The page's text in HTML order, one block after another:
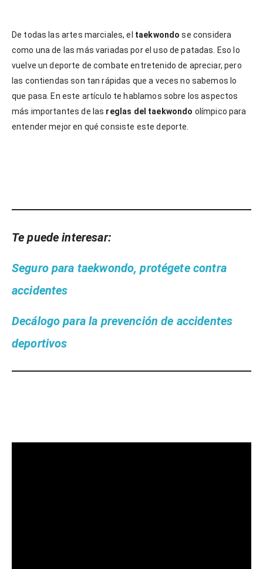
De todas las artes marciales, el taekwondo se considera
como una de las más variadas por el uso de patadas. Eso lo
vuelve un deporte de combate entretenido de apreciar, pero
las contiendas son tan rápidas que a veces no sabemos lo
que pasa. En este artículo te hablamos sobre los aspectos
más importantes de las reglas del taekwondo olímpico para
entender mejor en qué consiste este deporte.
Te puede interesar:
Seguro para taekwondo, protégete contra
accidentes
Decálogo para la prevención de accidentes
deportivos